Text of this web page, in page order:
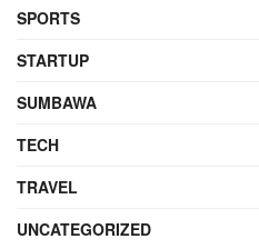
SPORTS
STARTUP
SUMBAWA
TECH
TRAVEL
UNCATEGORIZED